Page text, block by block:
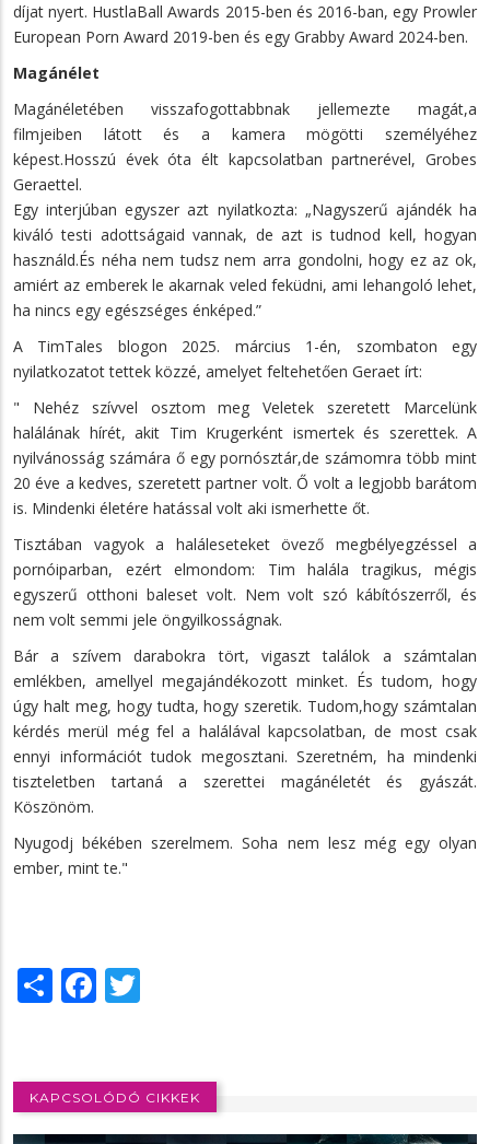
díjat nyert. HustlaBall Awards 2015-ben és 2016-ban, egy Prowler
European Porn Award 2019-ben és egy Grabby Award 2024-ben.
Magánélet
Magánéletében visszafogottabbnak jellemezte magát,a
filmjeiben látott és a kamera mögötti személyéhez
képest.Hosszú évek óta élt kapcsolatban partnerével, Grobes
Geraettel.
Egy interjúban egyszer azt nyilatkozta: „Nagyszerű ajándék ha
kiváló testi adottságaid vannak, de azt is tudnod kell, hogyan
használd.És néha nem tudsz nem arra gondolni, hogy ez az ok,
amiért az emberek le akarnak veled feküdni, ami lehangoló lehet,
ha nincs egy egészséges énképed.”
A TimTales blogon 2025. március 1-én, szombaton egy
nyilatkozatot tettek közzé, amelyet feltehetően Geraet írt:
" Nehéz szívvel osztom meg Veletek szeretett Marcelünk
halálának hírét, akit Tim Krugerként ismertek és szerettek. A
nyilvánosság számára ő egy pornósztár,de számomra több mint
20 éve a kedves, szeretett partner volt. Ő volt a legjobb barátom
is. Mindenki életére hatással volt aki ismerhette őt.
Tisztában vagyok a haláleseteket övező megbélyegzéssel a
pornóiparban, ezért elmondom: Tim halála tragikus, mégis
egyszerű otthoni baleset volt. Nem volt szó kábítószerről, és
nem volt semmi jele öngyilkosságnak.
Bár a szívem darabokra tört, vigaszt találok a számtalan
emlékben, amellyel megajándékozott minket. És tudom, hogy
úgy halt meg, hogy tudta, hogy szeretik. Tudom,hogy számtalan
kérdés merül még fel a halálával kapcsolatban, de most csak
ennyi információt tudok megosztani. Szeretném, ha mindenki
tiszteletben tartaná a szerettei magánéletét és gyászát.
Köszönöm.
Nyugodj békében szerelmem. Soha nem lesz még egy olyan
ember, mint te."
ShareFacebook
KAPCSOLÓDÓ CIKKEK